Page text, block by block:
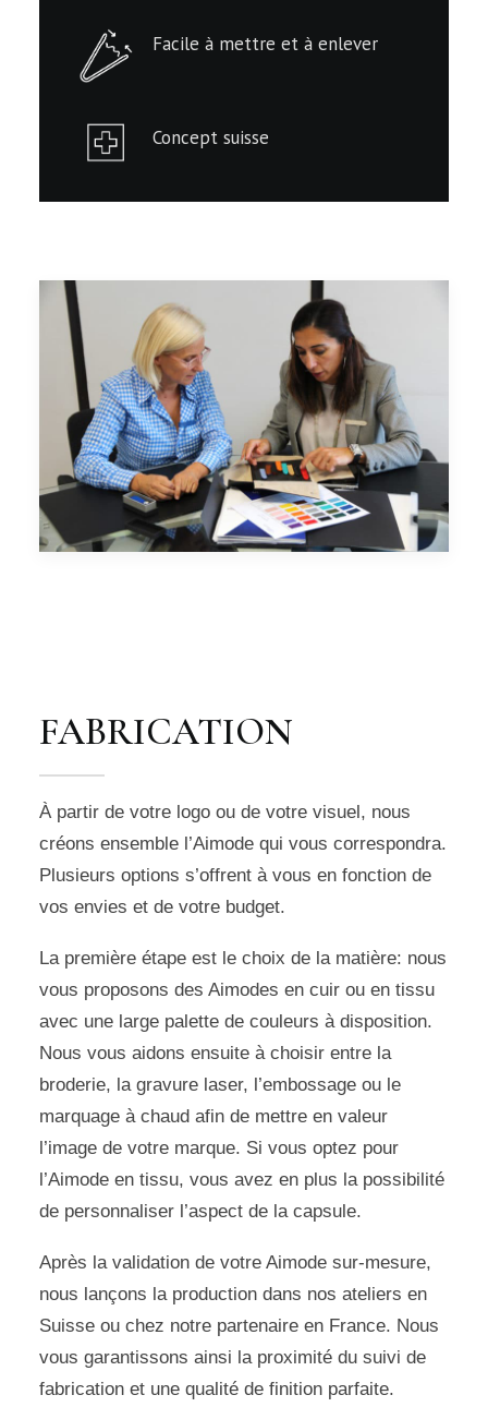
Facile à mettre et à enlever
Concept suisse
FABRICATION
À partir de votre logo ou de votre visuel, nous
créons ensemble l’Aimode qui vous correspondra.
Plusieurs options s’offrent à vous en fonction de
vos envies et de votre budget.
La première étape est le choix de la matière: nous
vous proposons des Aimodes en cuir ou en tissu
avec une large palette de couleurs à disposition.
Nous vous aidons ensuite à choisir entre la
broderie, la gravure laser, l’embossage ou le
marquage à chaud afin de mettre en valeur
l’image de votre marque. Si vous optez pour
l’Aimode en tissu, vous avez en plus la possibilité
de personnaliser l’aspect de la capsule.
Après la validation de votre Aimode sur-mesure,
nous lançons la production dans nos ateliers en
Suisse ou chez notre partenaire en France. Nous
vous garantissons ainsi la proximité du suivi de
fabrication et une qualité de finition parfaite.